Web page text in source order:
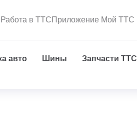
Работа в ТТСПриложение Мой ТТС
авто Шины Запчасти ТТС